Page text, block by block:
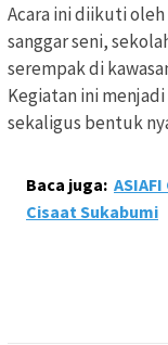
Acara ini diikuti
sanggar seni,
serempak di
Kegiatan ini
sekaligus bentuk
Baca juga:
Cisaat Sukabumi